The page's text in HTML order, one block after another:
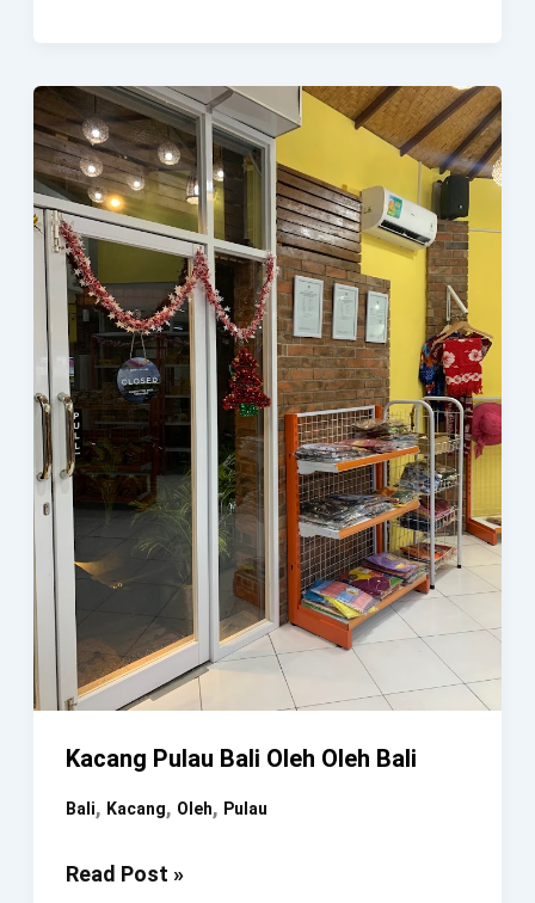
Kacang Pulau Bali Oleh Oleh Bali
Bali, Kacang, Oleh, Pulau
Kacang
Read Post »